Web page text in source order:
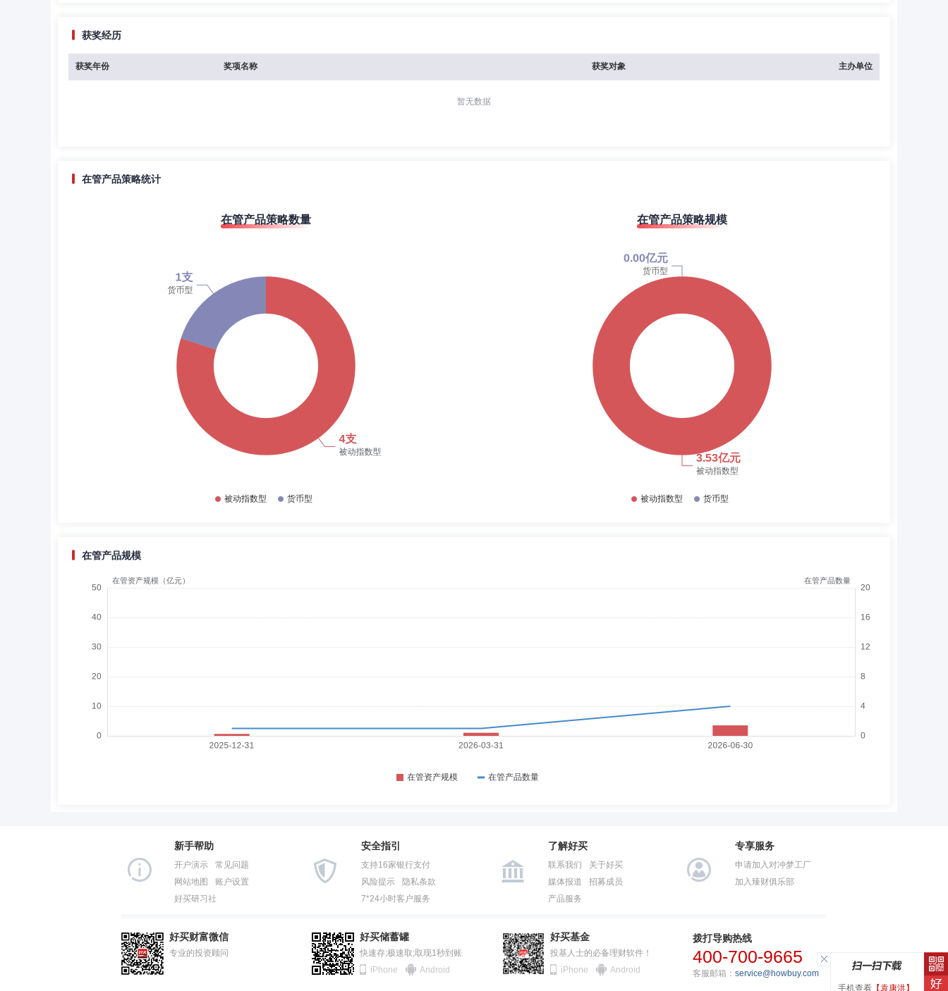
获奖经历
获奖年份 奖项名称 获奖对象 主办单位
暂无数据
在管产品策略统计
在管产品策略数量 在管产品策略规模
在管产品规模
手机查看 【袁康洪】
新手帮助
开户演示
常见问题
网站地图
账户设置
好买研习社
安全指引
支持16家银行支付
风险提示
隐私条款
7*24小时客户服务
了解好买
联系我们
关于好买
媒体报道
招募成员
产品服务
专享服务
申请加入对冲梦工厂
加入臻财俱乐部
好买财富微信
专业的投资顾问
好买储蓄罐
快速存;极速取;取现1秒到账
iPhone
Android
好买基金
投基人士的必备理财软件！
iPhone
Android
拨打导购热线
400-700-9665
客服邮箱： service@howbuy.com